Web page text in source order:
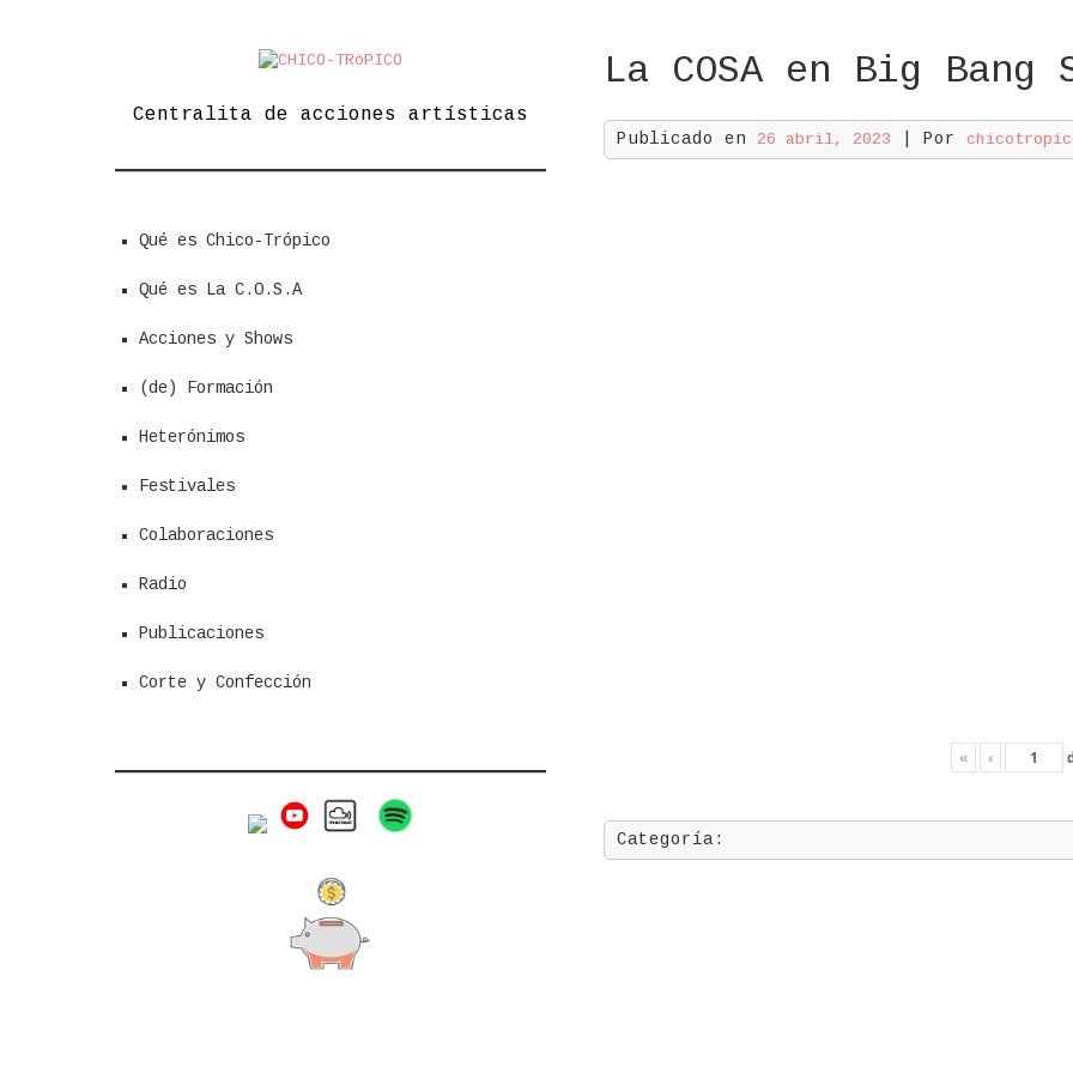
Centralita de acciones artísticas
Qué es Chico-Trópico
Qué es La C.O.S.A
Acciones y Shows
(de) Formación
Heterónimos
Festivales
Colaboraciones
Radio
Publicaciones
Corte y Confección
La COSA en Big
Publicado en 26 abril, 2023 | Por
« ‹
Categoría: